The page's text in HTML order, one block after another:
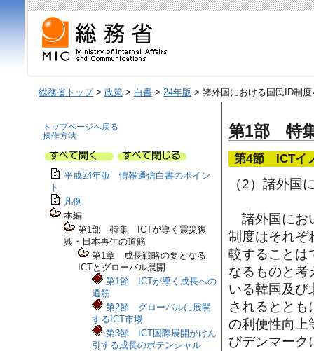
総務省トップ> 政策 > 白書 > 24年版 > 諸外国における国民ID制
第1部 特
第4節 ICTイ
（2）諸外国
諸外国にお
制度はそれぞ
較することは
なるものと考
いる韓国及び
されるととも
の利便性向上
びデンマーク
トップページへ戻る
操作方法
平成24年版 情報通信白書のポイン
ト
凡例
本編
第1部 特集 ICTが導く震災復
興・日本再生の道筋
第1章 成長戦略の要となる
ICTとグローバル展開
第1節 ICTが導く成長への
道筋
第2節 グローバルに展開
するICT市場
第3節 ICT国際展開がけん
引する成長のポテンシャル